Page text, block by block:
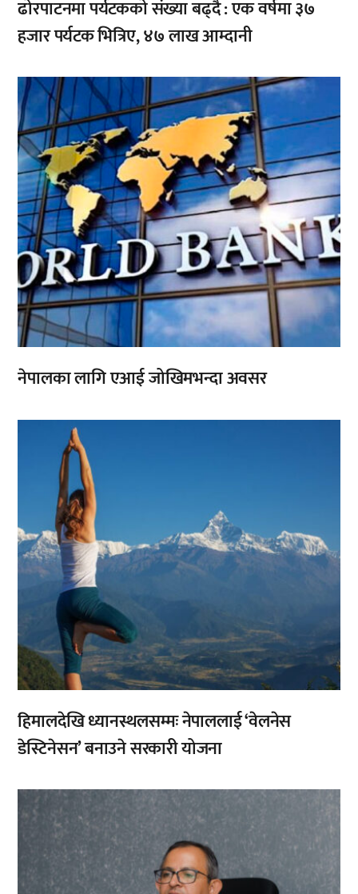
ढोरपाटनमा पर्यटकको संख्या बढ्दै : एक वर्षमा ३७
हजार पर्यटक भित्रिए, ४७ लाख आम्दानी
नेपालका लागि एआई जोखिमभन्दा अवसर
हिमालदेखि ध्यानस्थलसम्मः नेपाललाई ‘वेलनेस
डेस्टिनेसन’ बनाउने सरकारी योजना